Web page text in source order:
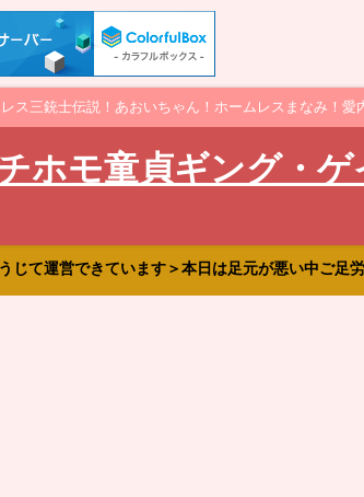
三銃士伝説！あおいちゃん！ホームレスまなみ！愛
ホモ童貞ギング・ゲ
て運営できています＞本日は足元が悪い中ご足